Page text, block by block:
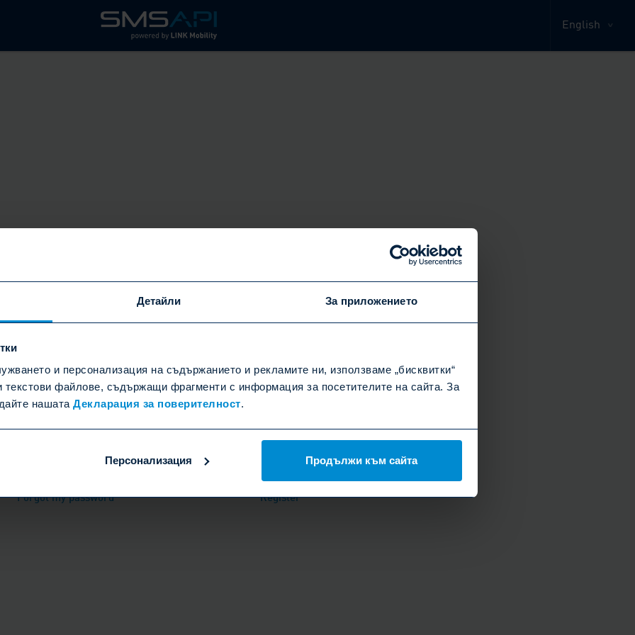
Детайли За приложението
и персонализация на съдържанието и рекламите ни, използваме „бисквитки“
текстови файлове, съдържащи фрагменти с информация за посетителите на сайта. За
нашата Декларация за поверителност.
Персонализация Продължи към сайта
English
Forgot my password Register